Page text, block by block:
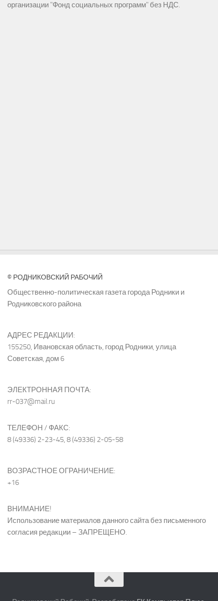
организации "Фонд социальных программ" без НДС.
© РОДНИКОВСКИЙ РАБОЧИЙ
Общественно-политическая газета города Родники и
Родниковского района
АДРЕС РЕДАКЦИИ:
155250, Ивановская область, город Родники, улица
Советская, дом 6
ЭЛЕКТРОННАЯ ПОЧТА:
rr-037@mail.ru
ТЕЛЕФОН / ФАКС:
8 (49336) 2-23-45, 8 (49336) 2-05-58
ВОЗРАСТНОЕ ОГРАНИЧЕНИЕ:
+16
ВНИМАНИЕ!
Использование материалов данного сайта без письменного
согласия редакции – ЗАПРЕЩЕНО.